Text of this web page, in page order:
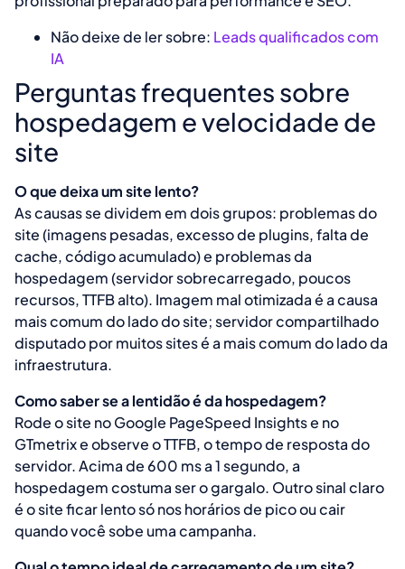
Não deixe de ler sobre: Leads qualificados com
IA
Perguntas frequentes sobre
hospedagem e velocidade de
site
O que deixa um site lento?
As causas se dividem em dois grupos: problemas do
site (imagens pesadas, excesso de plugins, falta de
cache, código acumulado) e problemas da
hospedagem (servidor sobrecarregado, poucos
recursos, TTFB alto). Imagem mal otimizada é a causa
mais comum do lado do site; servidor compartilhado
disputado por muitos sites é a mais comum do lado da
infraestrutura.
Como saber se a lentidão é da hospedagem?
Rode o site no Google PageSpeed Insights e no
GTmetrix e observe o TTFB, o tempo de resposta do
servidor. Acima de 600 ms a 1 segundo, a
hospedagem costuma ser o gargalo. Outro sinal claro
é o site ficar lento só nos horários de pico ou cair
quando você sobe uma campanha.